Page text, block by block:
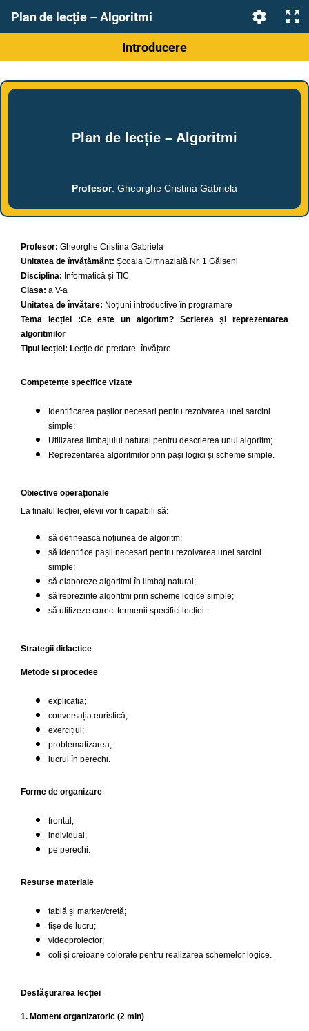
Plan de lecție – Algoritmi
Introducere
Plan de lecție – Algoritmi
Profesor: Gheorghe Cristina Gabriela
Profesor: Gheorghe Cristina Gabriela
Unitatea de învățământ: Școala Gimnazială Nr. 1 Găiseni
Disciplina: Informatică și TIC
Clasa: a V-a
Unitatea de învățare: Noțiuni introductive în programare
Tema lecției
:Ce este un algoritm? Scrierea și reprezentarea
algoritmilor
Tipul lecției: Lecție de predare–învățare
Competențe specifice vizate
Identificarea pașilor necesari pentru rezolvarea unei sarcini
simple;
Utilizarea limbajului natural pentru descrierea unui algoritm;
Reprezentarea algoritmilor prin pași logici și scheme simple.
Obiective operaționale
La finalul lecției, elevii vor fi capabili să:
să definească noțiunea de algoritm;
să identifice pașii necesari pentru rezolvarea unei sarcini
simple;
să elaboreze algoritmi în limbaj natural;
să reprezinte algoritmi prin scheme logice simple;
să utilizeze corect termenii specifici lecției.
Strategii didactice
Metode și procedee
explicația;
conversația euristică;
exercițiul;
problematizarea;
lucrul în perechi.
Forme de organizare
frontal;
individual;
pe perechi.
Resurse materiale
tablă și marker/cretă;
fișe de lucru;
videoproiector;
coli și creioane colorate pentru realizarea schemelor logice.
Desfășurarea lecției
1. Moment organizatoric (2 min)